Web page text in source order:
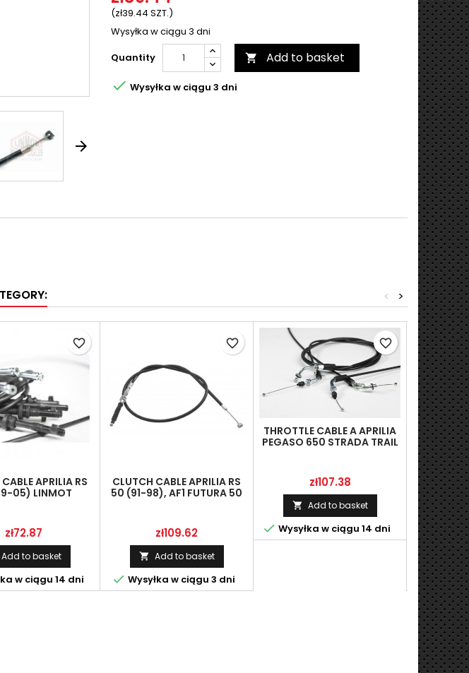

(zł39.44 SZT.)
Wysyłka w ciągu 3 dni
Quantity
 Add to basket
 Wysyłka w ciągu 3 dni
>
<
APRILIA RS
05) LINMOT
Price
zł72.87
Add to basket
w ciągu 14 dni
favorite_border
CLUTCH CABLE APRILIA RS
50 (91-98), AF1 FUTURA 50
Price
zł109.62
 Add to basket
 Wysyłka w ciągu 3 dni
favorite_border
THROTTLE CABLE A APRILIA
PEGASO 650 STRADA TRAIL
Price
zł107.38
 Add to basket
 Wysyłka w ciągu 14 dni
favorite_border

